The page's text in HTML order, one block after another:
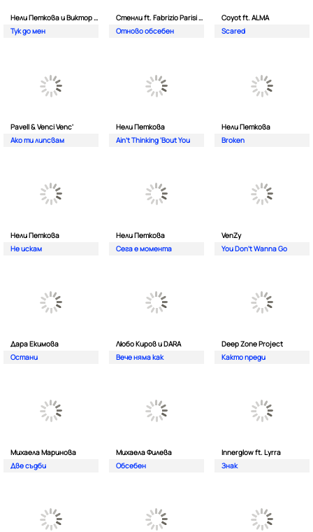
Нели Петкова и Виктор Калев
Тук до мен
Стенли ft. Fabrizio Parisi & The Editor
Отново обсебен
Coyot ft. ALMA
Scared
Pavell & Venci Venc'
Ако ти липсвам
Нели Петкова
Ain't Thinking 'Bout You
Нели Петкова
Broken
Нели Петкова
Не искам
Нели Петкова
Сега е момента
VenZy
You Don't Wanna Go
Дара Екимова
Остани
Любо Киров и DARA
Вече няма как
Deep Zone Project
Както преди
Михаела Маринова
Две съдби
Михаела Филева
Обсебен
Innerglow ft. Lyrra
Знак